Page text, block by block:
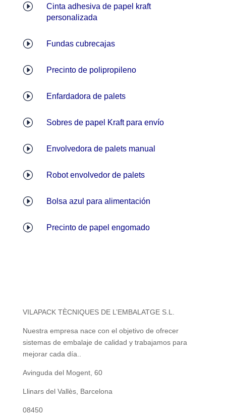
I
Cinta adhesiva de papel kraft
personalizada
I Fundas cubrecajas
I Precinto de polipropileno
I Enfardadora de palets
I Sobres de papel Kraft para envío
I Envolvedora de palets manual
I Robot envolvedor de palets
I Bolsa azul para alimentación
I Precinto de papel engomado
VILAPACK TÈCNIQUES DE L’EMBALATGE S.L.
Nuestra empresa nace con el objetivo de ofrecer
sistemas de embalaje de calidad y trabajamos para
mejorar cada día..
Avinguda del Mogent, 60
Llinars del Vallès, Barcelona
08450